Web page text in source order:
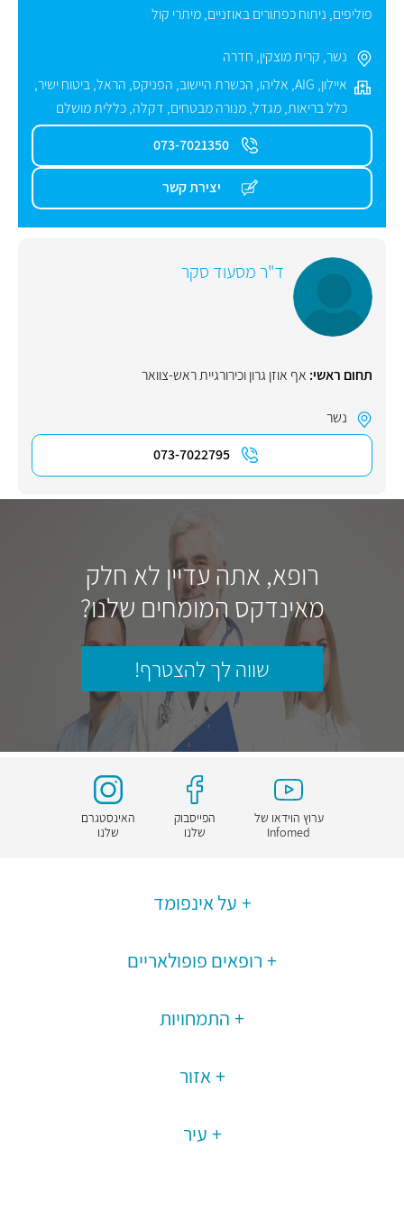
פוליפים, ניתוח כפתורים באוזניים,מיתרי קול
נשר, קרית מוצקין, חדרה
איילון,
AIG
, אליהו, הכשרת היישוב, הפניקס, הראל,ביטוח ישיר,
כלל בריאות,מגדל,מנורה מבטחים, דקלה,כללית מושלם
073-7021350
יצירת קשר
ד"ר מסעוד סקר
תחום ראשי: אף אוזן גרון וכירורגיית ראש-צוואר
נשר
073-7022795
רופא, אתה עדיין לא חלק
מאינדקס המומחים שלנו?
שווה לך להצטרף!
ערוץ הוידאו של
Infomed
הפייסבוק
שלנו
האינסטגרם
שלנו
על אינפומד
רופאים פופולאריים
התמחויות
אזור
עיר